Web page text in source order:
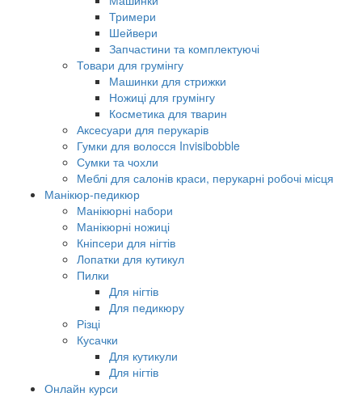
Тримери
Шейвери
Запчастини та комплектуючі
Товари для грумінгу
Машинки для стрижки
Ножиці для грумінгу
Косметика для тварин
Аксесуари для перукарів
Гумки для волосся Invisibobble
Сумки та чохли
Меблі для салонів краси, перукарні робочі місця
Манікюр-педикюр
Манікюрні набори
Манікюрні ножиці
Кніпсери для нігтів
Лопатки для кутикул
Пилки
Для нігтів
Для педикюру
Різці
Кусачки
Для кутикули
Для нігтів
Онлайн курси